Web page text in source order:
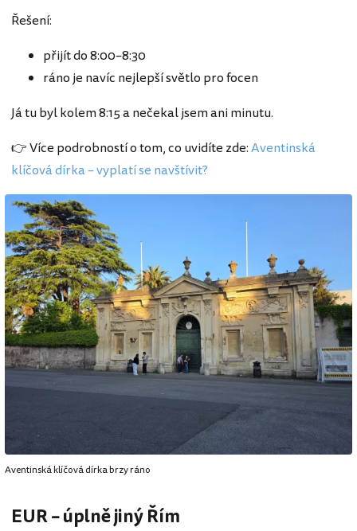
Řešení:
přijít do 8:00–8:30
ráno je navíc nejlepší světlo pro focen
Já tu byl kolem 8:15 a nečekal jsem ani minutu.
👉 Více podrobností o tom, co uvidíte zde:Aventinská
klíčová dírka – vyplatí se navštívit?
Aventinská klíčová dírka brzy ráno
EUR – úplně jiný Řím